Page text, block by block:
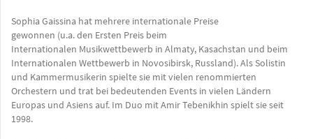
Sophia Gaissina hat mehrere internationale Preise
gewonnen (u.a. den Ersten Preis beim
Internationalen Musikwettbewerb in Almaty, Kasachstan und beim
Internationalen Wettbewerb in Novosibirsk, Russland). Als Solistin
und Kammermusikerin spielte sie mit vielen renommierten
Orchestern und trat bei bedeutenden Events in vielen Ländern
Europas und Asiens auf. Im Duo mit Amir Tebenikhin spielt sie seit
1998.